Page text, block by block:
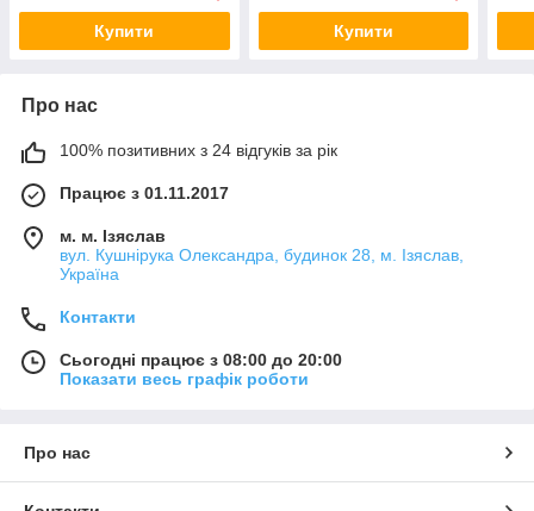
Купити Купити
Про нас
100% позитивних з 24 відгуків за рік
Працює з 01.11.2017
м. м. Ізяслав
вул. Кушнірука Олександра, будинок 28, м. Ізяслав,
Україна
Контакти
Сьогодні працює з 08:00 до 20:00
Показати весь графік роботи
Про нас